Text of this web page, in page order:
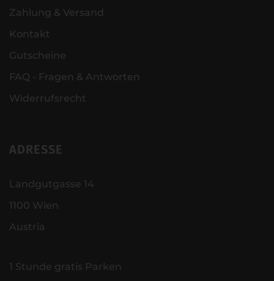
Zahlung & Versand
Kontakt
Gutscheine
FAQ - Fragen & Antworten
Widerrufsrecht
ADRESSE
Landgutgasse 14
1100 Wien
Austria
1 Stunde gratis Parken